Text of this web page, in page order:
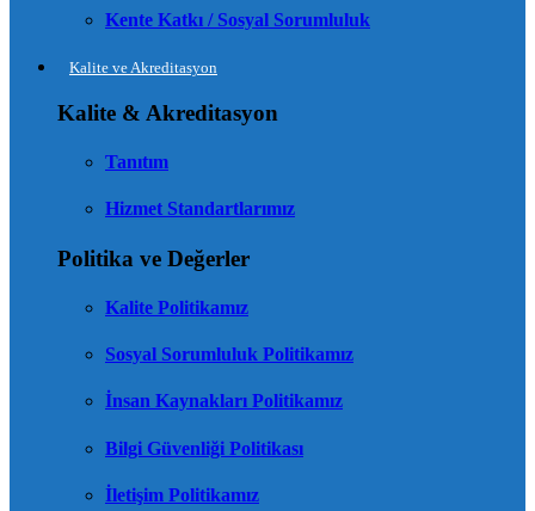
Kente Katkı / Sosyal Sorumluluk
Kalite ve Akreditasyon
Kalite & Akreditasyon
Tanıtım
Hizmet Standartlarımız
Politika ve Değerler
Kalite Politikamız
Sosyal Sorumluluk Politikamız
İnsan Kaynakları Politikamız
Bilgi Güvenliği Politikası
İletişim Politikamız